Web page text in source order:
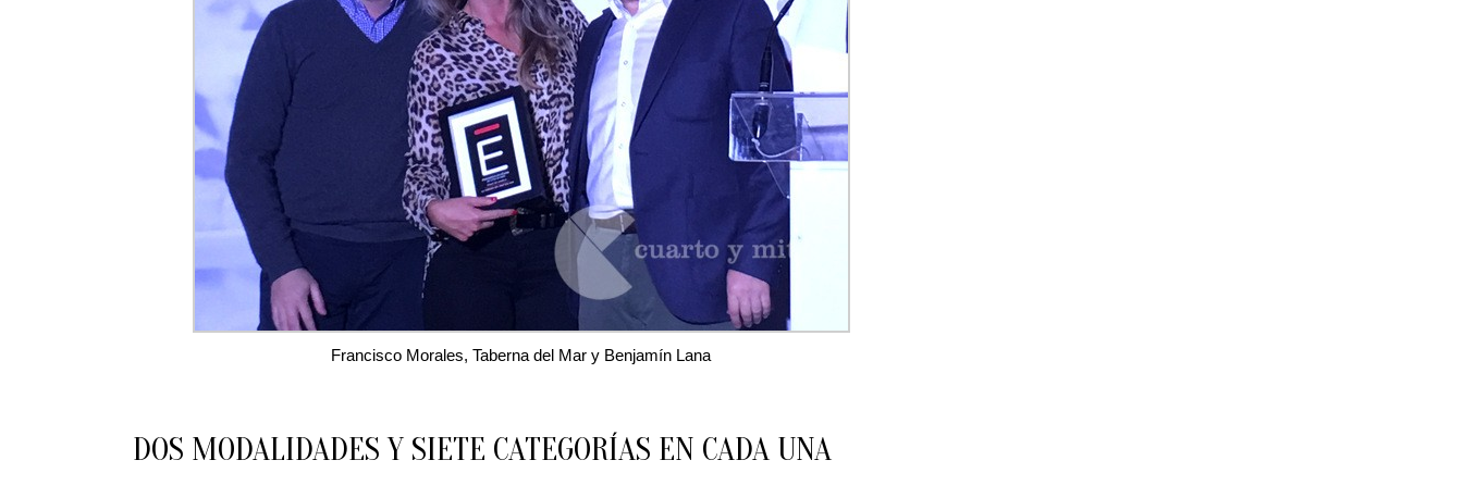
Francisco Morales, Taberna del Mar y Benjamín Lana
DOS MODALIDADES Y SIETE CATEGORÍAS EN CADA UNA